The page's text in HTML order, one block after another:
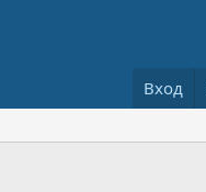
Вход